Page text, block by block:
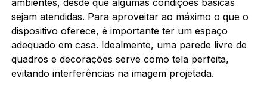
sejam atendidas. Para aproveitar ao máximo o que o
dispositivo oferece, é importante ter um espaço
adequado em casa. Idealmente, uma parede livre de
quadros e decorações serve como tela perfeita,
evitando interferências na imagem projetada.